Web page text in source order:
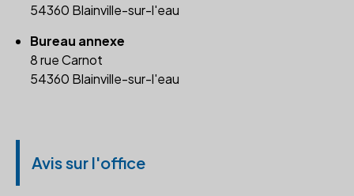
54360 Blainville-sur-l'eau
Bureau annexe
8 rue Carnot
54360 Blainville-sur-l'eau
Avis sur l'office